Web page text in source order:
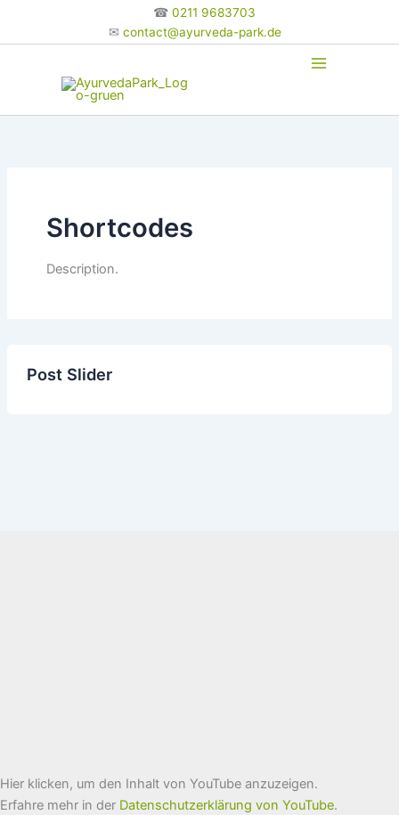
✉ contact@ayurveda-park.de
☎ 0211 9683703
Shortcodes
Description.
Post Slider
„Pulsdiagnostik“
von
YouTube
Hier klicken, um den Inhalt von YouTube anzuzeigen.
Erfahre mehr in der Datenschutzerklärung von YouTube.